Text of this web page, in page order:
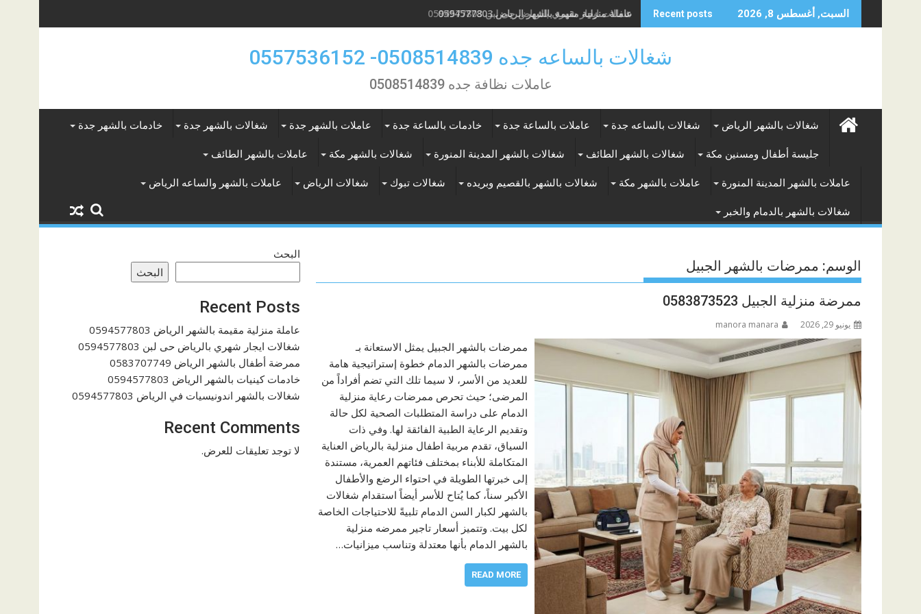
to
السبت, أغسطس 8, 2026 Recent posts شغالات ايجار شهري بالرياض حى لبن 0594577803
شغالات بالساعه جده 0508514839- 0557536152
عاملات نظافة جده 0508514839
شغالات بالشهر الرياض شغالات بالساعه جدة عاملات بالساعة جدة خادمات بالساعة جدة عاملات بالشهر جدة شغالات بالشهر جدة خادمات بالشهر جدة
جليسة أطفال ومسنين مكة شغالات بالشهر الطائف شغالات بالشهر المدينة المنورة شغالات بالشهر مكة عاملات بالشهر الطائف
عاملات بالشهر المدينة المنورة عاملات بالشهر مكة شغالات بالشهر بالقصيم وبريده شغالات تبوك شغالات الرياض عاملات بالشهر والساعه الرياض
شغالات بالشهر بالدمام والخبر
الوسم: ممرضات بالشهر الجبيل
ممرضة منزلية الجبيل 0583873523
يونيو 29, 2026 manora manara
ممرضات بالشهر الجبيل يمثل الاستعانة بـ
ممرضات بالشهر الدمام خطوة إستراتيجية هامة
للعديد من الأسر، لا سيما تلك التي تضم أفراداً من
المرضى؛ حيث تحرص ممرضات رعاية منزلية
الدمام على دراسة المتطلبات الصحية لكل حالة
وتقديم الرعاية الطبية الفائقة لها. وفي ذات
السياق، تقدم مربية اطفال منزلية بالرياض العناية
المتكاملة للأبناء بمختلف فئاتهم العمرية، مستندة
إلى خبرتها الطويلة في احتواء الرضع والأطفال
الأكبر سناً، كما يُتاح للأسر أيضاً استقدام شغالات
بالشهر لكبار السن الدمام تلبيةً للاحتياجات الخاصة
لكل بيت. وتتميز أسعار تاجير ممرضه منزلية
بالشهر الدمام بأنها معتدلة وتناسب ميزانيات…
READ MORE
البحث
البحث
Recent Posts
عاملة منزلية مقيمة بالشهر الرياض 0594577803
شغالات ايجار شهري بالرياض حى لبن 0594577803
ممرضة أطفال بالشهر الرياض 0583707749
خادمات كينيات بالشهر الرياض 0594577803
شغالات بالشهر اندونيسيات في الرياض 0594577803
Recent Comments
لا توجد تعليقات للعرض.